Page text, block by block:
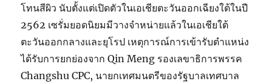
โทนสีผิว นับตั้งแต่เปิดตัวในเอเชียตะวันออกเฉียงใต้ในปี
2562 เซรั่มยอดนิยมมีวางจำหน่ายแล้วในเอเชียใต้
ตะวันออกกลางและยุโรป เหตุการณ์การเข้ารับตำแหน่ง
ได้รับการยกย่องจาก Qin Meng รองเลขาธิการพรรค
Changshu CPC, นายกเทศมนตรีของรัฐบาลเทศบาล